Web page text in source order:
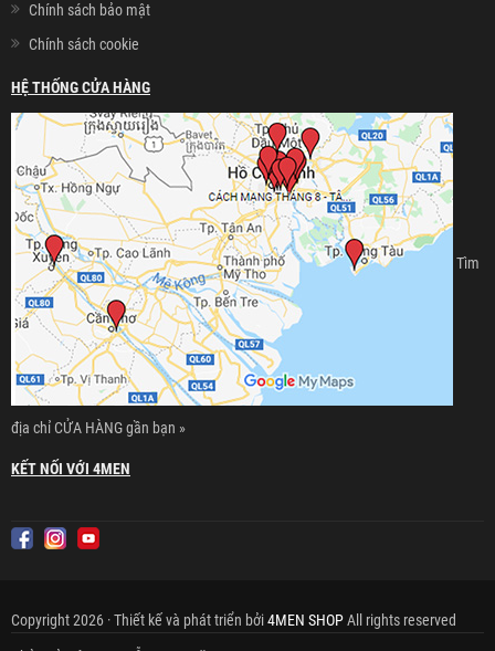
Chính sách bảo mật
Chính sách cookie
HỆ THỐNG CỬA HÀNG
Tìm
địa chỉ CỬA HÀNG gần bạn »
KẾT NỐI VỚI 4MEN
Copyright 2026 · Thiết kế và phát triển bởi4MEN SHOPAll rights reserved